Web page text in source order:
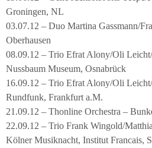
Groningen, NL
03.07.12 – Duo Martina Gassmann/
Oberhausen
08.09.12 – Trio Efrat Alony/Oli
Nussbaum Museum, Osnabrück
16.09.12 – Trio Efrat Alony/Oli
Rundfunk, Frankfurt a.M.
21.09.12 – Thonline Orchestra –
22.09.12 – Trio Frank Wingold/
Kölner Musiknacht, Institut Francais,